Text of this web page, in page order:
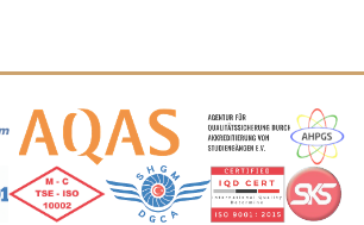
ve Üyelik Logoları